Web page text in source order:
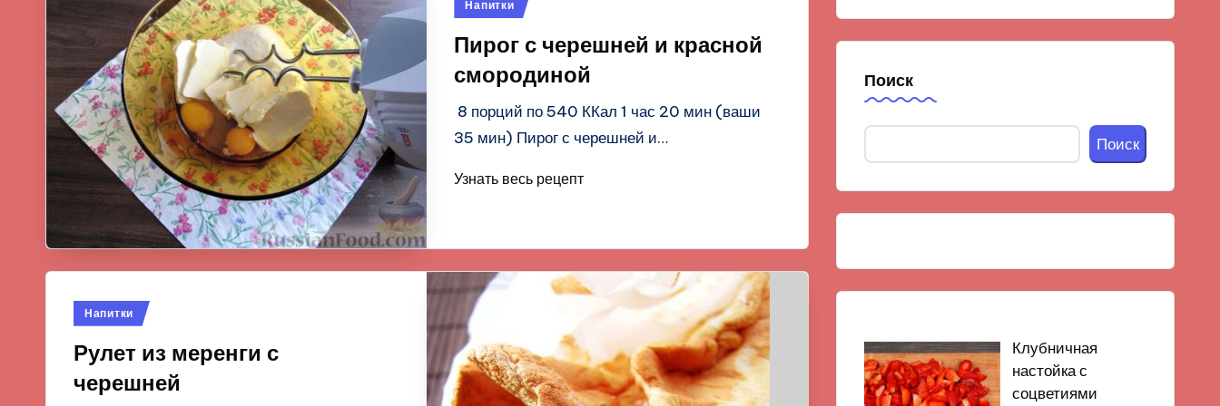
Напитки
Пирог с черешней и красной
смородиной
8 порций по 540 ККал 1 час 20 мин (ваши
35 мин) Пирог с черешней и…
Узнать весь рецепт
Опубликовано
Напитки
Рулет из меренги с
черешней
Поиск
Поиск
Клубничная
настойка с
соцветиями